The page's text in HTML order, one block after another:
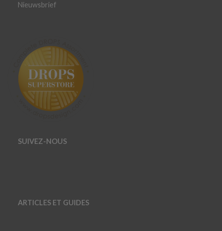
Nieuwsbrief
SUIVEZ-NOUS
ARTICLES ET GUIDES